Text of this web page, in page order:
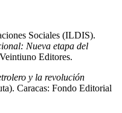
Sociales (ILDIS).
Nueva etapa del
Editores.
y la revolución
Caracas: Fondo Editorial